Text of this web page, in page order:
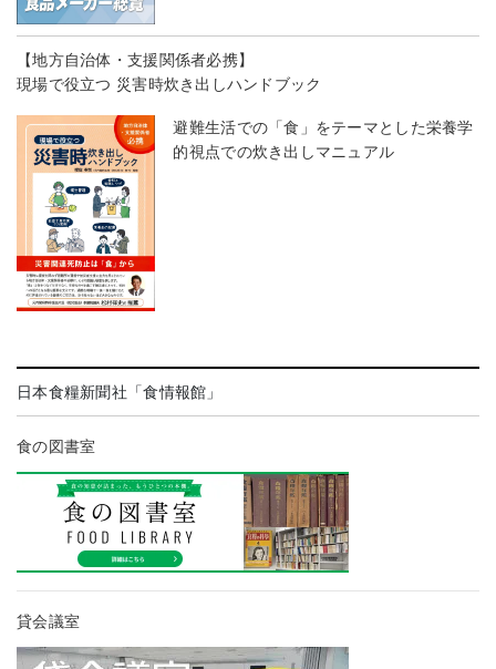
【地方自治体・支援関係者必携】
現場で役立つ 災害時炊き出しハンドブック
避難生活での「食」をテーマとした栄養学
的視点での炊き出しマニュアル
日本食糧新聞社「食情報館」
食の図書室
貸会議室